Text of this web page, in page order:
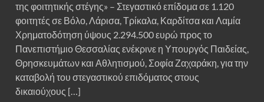
της φοιτητικής στέγης» – Στεγαστικό επίδομα σε 1.120
φοιτητές σε Βόλο, Λάρισα, Τρίκαλα, Καρδίτσα και Λαμία
Χρηματοδότηση ύψους 2.294.500 ευρώ προς το
Πανεπιστήμιο Θεσσαλίας ενέκρινε η Υπουργός Παιδείας,
Θρησκευμάτων και Αθλητισμού, Σοφία Ζαχαράκη, για την
καταβολή του στεγαστικού επιδόματος στους
δικαιούχους […]